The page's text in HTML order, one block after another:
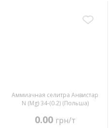
Аммиачная селитра Анвистар
N (Mg) 34-(0.2) (Польша)
0.00 грн/т